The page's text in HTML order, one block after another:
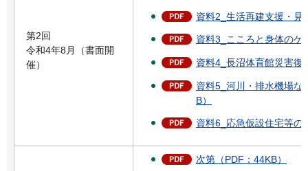
第2回
令和4年8月（書面開
催）
資料2_生活再建支援・見
資料3_こころと身体のケ
資料4_長沼体育館災害復
資料5_河川・排水機場な
B）
資料6_応急仮設住宅等の
次第（PDF：44KB）